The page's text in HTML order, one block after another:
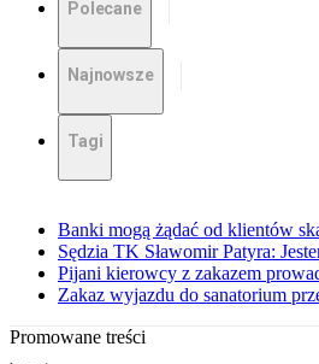
Polecane
Najnowsze
Tagi
Banki mogą żądać od klientów
Sędzia TK Sławomir Patyra:
Pijani kierowcy z zakazem
Zakaz wyjazdu do sanatorium
Promowane treści